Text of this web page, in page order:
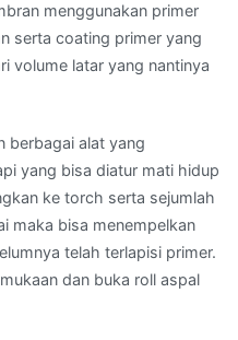
menggunakan primer
serta coating primer yang
volume latar yang nantinya
berbagai alat yang
yang bisa diatur mati hidup
ke torch serta sejumlah
maka bisa menempelkan
telah terlapisi primer.
dan buka roll aspal